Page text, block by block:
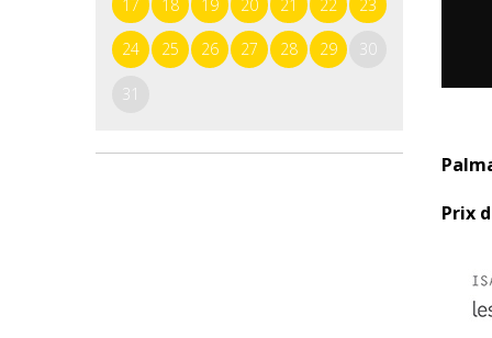
17 18 19 20 21 22 23
24 25 26 27 28 29 30
31
Prix